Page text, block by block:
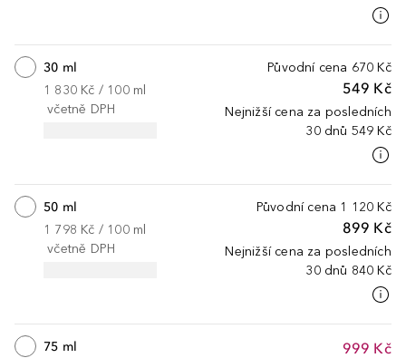
Původní cena 670 Kč
549 Kč
Nejnižší cena za posledních
30 dnů 549 Kč
30 ml
1 830 Kč / 100 ml
včetně DPH
Původní cena 1 120 Kč
899 Kč
Nejnižší cena za posledních
30 dnů 840 Kč
50 ml
1 798 Kč / 100 ml
včetně DPH
999 Kč
75 ml